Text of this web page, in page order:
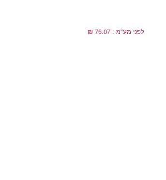
לפני מע"מ : 76.07 ₪